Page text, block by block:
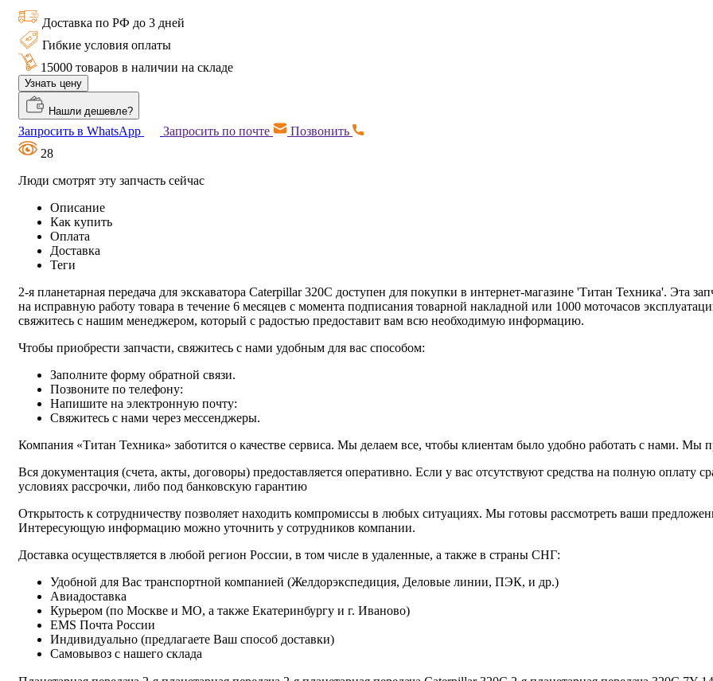
Доставка по РФ до 3 дней
Гибкие условия оплаты
15000 товаров в наличии на складе
Узнать цену
Нашли дешевле?
Запросить в WhatsApp Запросить по почте
Позвонить
28
Люди смотрят эту запчасть сейчас
Описание
Как купить
Оплата
Доставка
Теги
2-я планетарная передача для экскаватора Caterpillar 320C доступен для покупки в интернет-магазине 'Титан Техника'. Эта
на исправную работу товара в течение 6 месяцев с момента подписания товарной накладной или 1000 моточасов
свяжитесь с нашим менеджером, который с радостью предоставит вам всю необходимую информацию.
Чтобы приобрести запчасти, свяжитесь с нами удобным для вас способом:
Заполните форму обратной связи.
Позвоните по телефону:
Напишите на электронную почту:
Свяжитесь с нами через мессенджеры.
Компания «Титан Техника» заботится о качестве сервиса. Мы делаем все, чтобы клиентам было удобно работать с нами. Мы
Вся документация (счета, акты, договоры) предоставляется оперативно. Если у вас отсутствуют средства на полную оплату
условиях рассрочки, либо под банковскую гарантию
Открытость к сотрудничеству позволяет находить компромиссы в любых ситуациях. Мы готовы рассмотреть ваши
Интересующую информацию можно уточнить у сотрудников компании.
Доставка осуществляется в любой регион России, в том числе в удаленные, а также в страны СНГ:
Удобной для Вас транспортной компанией (Желдорэкспедиция, Деловые линии, ПЭК, и др.)
Авиадоставка
Курьером (по Москве и МО, а также Екатеринбургу и г. Иваново)
EMS Почта России
Индивидуально (предлагаете Ваш способ доставки)
Самовывоз с нашего склада